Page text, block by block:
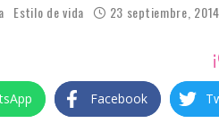
Estilo de vida 23 septiembre, 2014
Facebook